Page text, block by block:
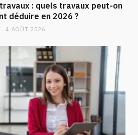
: quels travaux peut-on
déduire en 2026 ?
4 AOÛT 2026